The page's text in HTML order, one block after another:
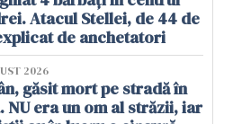
Atacul Stellei, de 44 de
de anchetatori
2026
găsit mort pe stradă în
NU era un om al străzii, iar